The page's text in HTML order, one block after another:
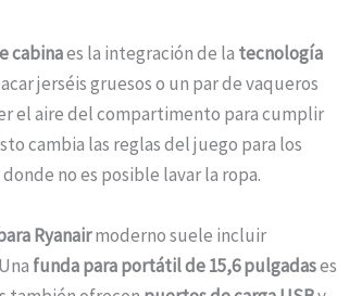
cabinaes la integración de la tecnología
jerséis gruesos o un par de vaqueros
el aire del compartimento para cumplir
cambia las reglas del juego para los
no es posible lavar la ropa.
Ryanairmoderno suele incluir
funda para portátil de 15,6 pulgadases